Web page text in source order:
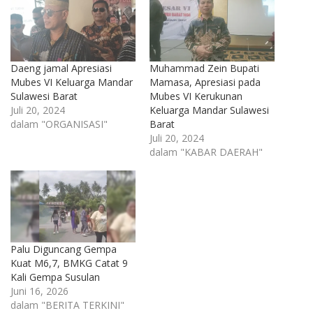
Daeng jamal Apresiasi
Mubes VI Keluarga Mandar
Sulawesi Barat
Juli 20, 2024
dalam "ORGANISASI"
Muhammad Zein Bupati
Mamasa, Apresiasi pada
Mubes VI Kerukunan
Keluarga Mandar Sulawesi
Barat
Juli 20, 2024
dalam "KABAR DAERAH"
Palu Diguncang Gempa
Kuat M6,7, BMKG Catat 9
Kali Gempa Susulan
Juni 16, 2026
dalam "BERITA TERKINI"